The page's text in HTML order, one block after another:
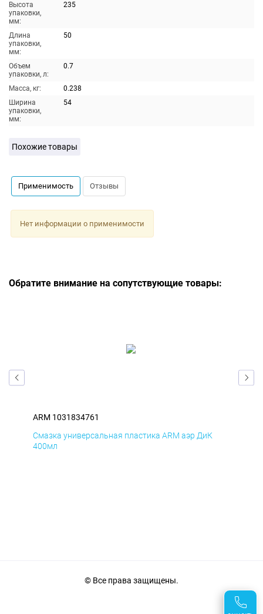
Высота
упаковки,
мм:
235
Длина
упаковки,
мм:
50
Объем
упаковки, л:
0.7
Масса, кг:
0.238
Ширина
упаковки,
мм:
54
Похожие товары
Применимость Отзывы
Нет информации о применимости
Обратите внимание на сопутствующие товары:
ARM 1031834761
Смазка универсальная пластика ARM аэр ДиК
400мл
© Все права защищены.